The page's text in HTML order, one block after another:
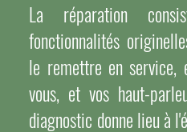
La réparation
fonctionnalités
le remettre en service,
vous, et vos haut-
diagnostic donne lieu à